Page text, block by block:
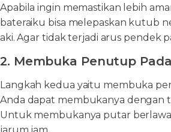
Apabila ingin memastikan lebih
bateraiku bisa melepaskan kutub
aki. Agar tidak terjadi arus pendek
2. Membuka Penutup
Langkah kedua yaitu membuka
Anda dapat membukanya dengan
Untuk membukanya putar